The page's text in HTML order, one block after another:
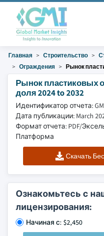
Главная Строительство
Ограждения
Рынок
Рынок пластиковых
доля 2024 to 2032
Идентификатор отчета:
Дата публикации: March
Формат отчета: PDF/
Платформа
Скачать
Ознакомьтесь с
лицензирования:
Начиная с: $2,450